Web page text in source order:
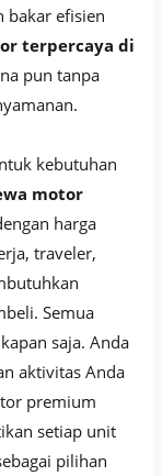
bakar efisien
terpercaya di
pun tanpa
kebutuhan
motor
harga
traveler,
Semua
saja. Anda
aktivitas Anda
premium
setiap unit
pilihan